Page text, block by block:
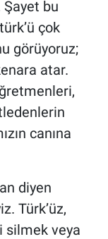
bu
çok
görüyoruz;
atar.
canına
diyen
Türk’üz,
silmek veya